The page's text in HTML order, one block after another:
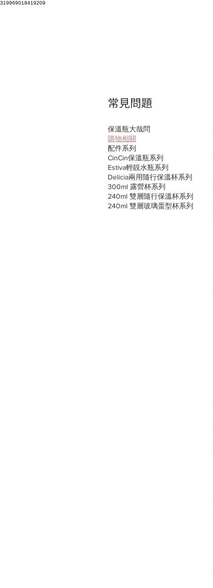
319969018419209
常見問題
保溫瓶大哉問
購物相關
配件系列
CinCin保溫瓶系列
Estiva輕靚水瓶系列
Delicia兩用隨行保溫杯系列
300ml 露營杯系列
240ml 雙層隨行保溫杯系列
240ml 雙層玻璃蛋型杯系列